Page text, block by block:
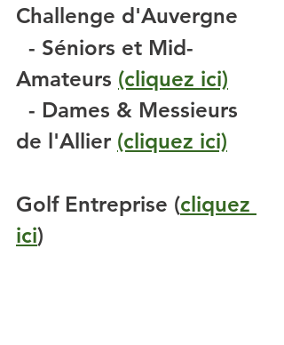
Challenge d'Auvergne
Amateurs (cliquez ici)
de l'Allier (cliquez ici)
Golf Entreprise (cliquez
ici)